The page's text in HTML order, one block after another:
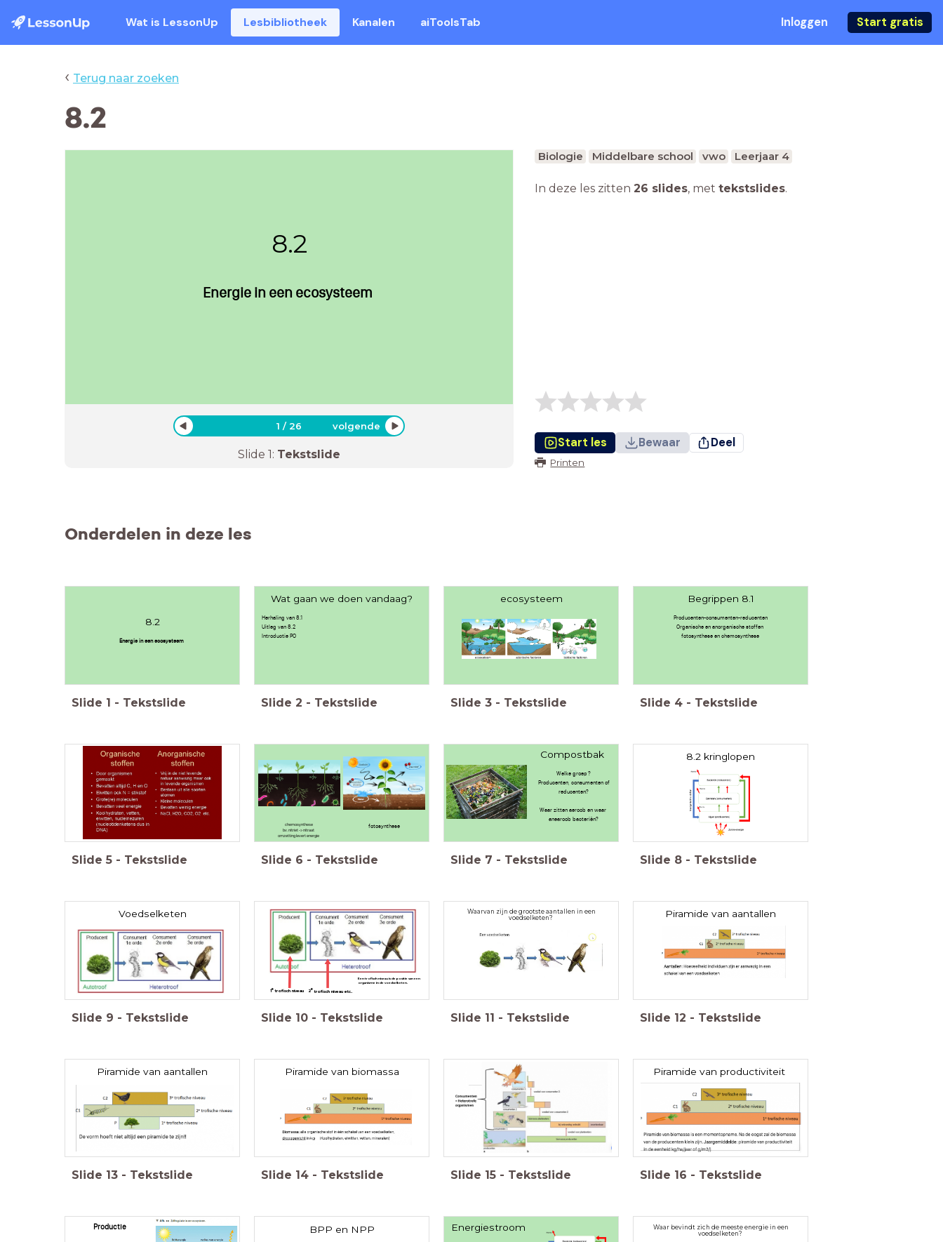
Wat is LessonUp Lesbibliotheek Kanalen aiToolsTab Inloggen Start gratis
‹ Terug naar zoeken
8.2
8.2
Energie in een ecosysteem
1 /26 volgende
Slide 1: Tekstslide
Biologie Middelbare school vwo Leerjaar 4
In deze les zitten 26 slides, met tekstslides.
Start les Bewaar Deel
Printen
Onderdelen in deze les
8.2
Energie in een ecosysteem
Slide 1 - Tekstslide
Wat gaan we doen vandaag?
Herhaling van 8.1
Uitleg van 8.2
Introductie PO
Slide 2 - Tekstslide
ecosysteem
Slide 3 - Tekstslide
Begrippen 8.1
Producenten-consumenten-reducenten
Organische en anorganische stoffen
fotosynthese en chemosynthese
Slide 4 - Tekstslide
Slide 5 - Tekstslide
chemosynthese
bv. nitriet -> nitraat
omzetting levert energie
fotosynthese
Slide 6 - Tekstslide
Compostbak
Welke groep ?
Producenten, consumenten of
reducenten?
Waar zitten aeroob en waar
anearoob bacteriën?
Slide 7 - Tekstslide
8.2 kringlopen
Slide 8 - Tekstslide
Voedselketen
Slide 9 - Tekstslide
1e trofisch niveau 2etrofisch niveau etc..
Een trofisch niveau is de positie van een
organisme in de voedselketen.
Slide 10 - Tekstslide
Waarvan zijn de grootste aantallen in een
voedselketen?
Slide 11 - Tekstslide
Piramide van aantallen
Slide 12 - Tekstslide
Piramide van aantallen
Slide 13 - Tekstslide
Piramide van biomassa
kg
Slide 14 - Tekstslide Slide 15 - Tekstslide
Piramide van productiviteit
Slide 16 - Tekstslide
Productie BPP en NPP Energiestroom
Waar bevindt zich de meeste energie in een
voedselketen?